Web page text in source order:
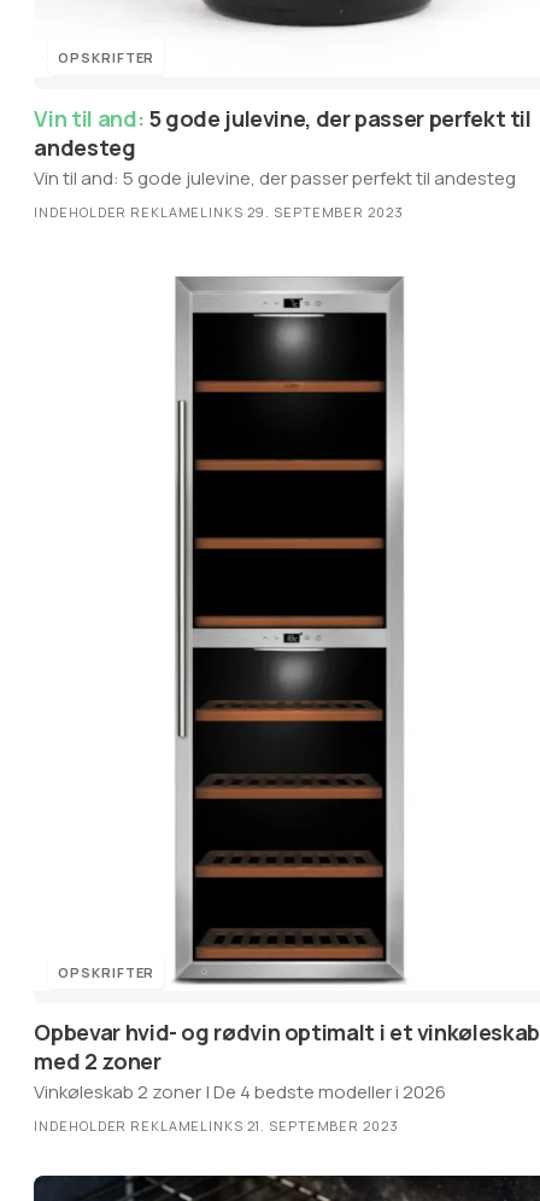
OPSKRIFTER
Vin til and:
andesteg
Vin til and: 5 gode julevine, der passer perfekt til andesteg
INDEHOLDER REKLAMELINKS·29. SEPTEMBER 2023
OPSKRIFTER
Opbevar hvid- og rødvin optimalt i et vinkøleskab
med 2 zoner
Vinkøleskab 2 zoner | De 4 bedste modeller i 2026
INDEHOLDER REKLAMELINKS·21. SEPTEMBER 2023